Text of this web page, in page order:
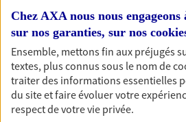
Épargne
Réalisez vos projets grâce à
immobilier, études des enfants
du monde… Épargnez à votre
simplement, selon votre profil.
Découvrir les offres Épargne
Chez AXA nous nous
sur nos garanties, sur nos
Ensemble, mettons fin aux préjugés
textes, plus connus sous le nom de
traiter des informations essentielles
du site et faire évoluer votre
respect de votre vie privée.